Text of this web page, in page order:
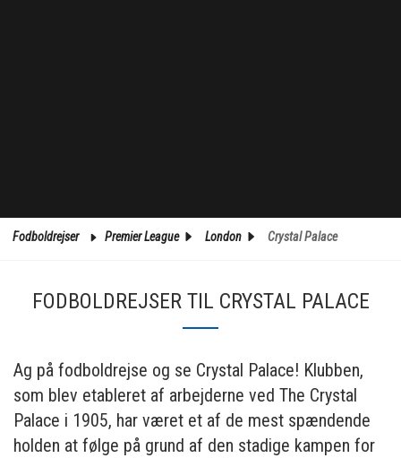
Fodboldrejser Premier League London Crystal Palace
FODBOLDREJSER TIL CRYSTAL PALACE
Ag på fodboldrejse og se Crystal Palace! Klubben,
som blev etableret af arbejderne ved The Crystal
Palace i 1905, har været et af de mest spændende
holden at følge på grund af den stadige kampen for